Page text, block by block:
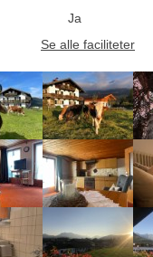
Ja
Se alle faciliteter